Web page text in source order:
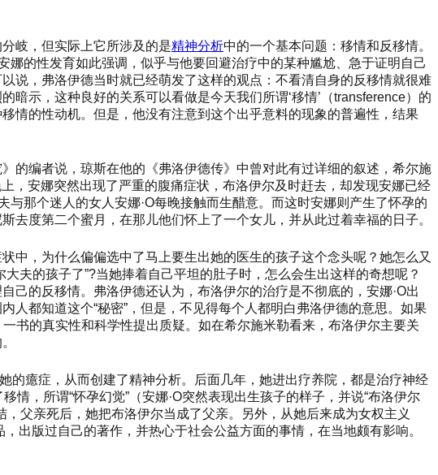
岐，但实际上它所涉及的是精神分析中的一个基本问题：移情和反移情。
娜的性发育如此强调，似乎与他要回避治疗中的某种尴尬、急于证明自己
说，弗洛伊德当时就已经萌发了这样的观点：不看清自身的反移情就很难
暗示，这种良好的关系可以看做是今天我们所谓‘移情’（transference）的
情的性动机。但是，他没有注意到这个出乎意料的现象的普遍性，结果
的编者说，琼斯在他的《弗洛伊德传》中曾对此有过详细的叙述，希尔施
，安娜突然出现了严重的腹痛症状，布洛伊尔及时赶去，却发现安娜已经
与那个迷人的女人安娜·O每晚接触而生醋意。而这时安娜则产生了怀孕的
度第二个蜜月，在那儿他们怀上了一个女儿，并从此过着幸福的日子。
中，为什么偏偏选中了马上要生出她的医生的孩子这个念头呢？她怎么又
大夫的孩子了”?当她捧着自己平坦的肚子时，怎么会生出这样的奇想呢？
己的反移情。弗洛伊德还认为，布洛伊尔的治疗是不彻底的，安娜·O出
人都知道这个“秘密”，但是，不见得每个人都明白弗洛伊德的意思。如果
书的真实性和科学性提出质疑。如在希尔施米勒看来，布洛伊尔主要关
的癔症，从而创建了精神分析。后面几年，她进出疗养院，都是治疗神经
，所谓“怀孕幻觉”（安娜·O突然表现出生孩子的样子，并说“布洛伊尔
父亲死后，她把布洛伊尔当成了父亲。另外，从她后来成为女权主义
出版过自己的著作，并热心于社会公益方面的事情，在当地颇有影响。